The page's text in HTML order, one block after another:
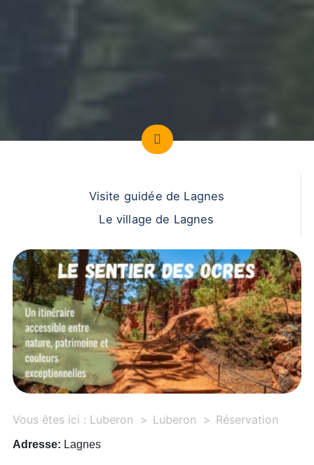
Visite guidée de Lagnes
Le village de Lagnes
Vous êtes ici : Luberon Luberon Réservation
Adresse: Lagnes